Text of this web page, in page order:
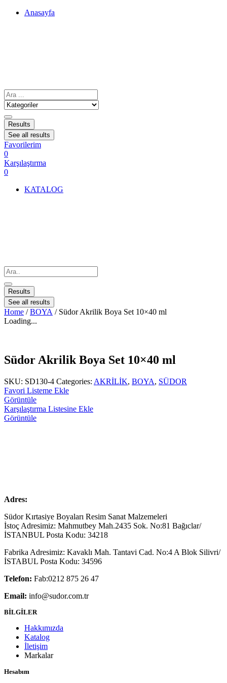
Anasayfa
Results
See all results
Favorilerim
0
Karşılaştırma
0
KATALOG
Results
See all results
Home /BOYA / Südor Akrilik Boya Set 10×40 ml
Loading...
Südor Akrilik Boya Set 10×40 ml
SKU: SD130-4 Categories: AKRİLİK, BOYA, SÜDOR
Favori Listeme Ekle
Görüntüle
Karşılaştırma Listesine Ekle
Görüntüle
Adres:
Südor Kırtasiye Boyaları Resim Sanat Malzemeleri
İstoç Adresimiz: Mahmutbey Mah.2435 Sok. No:81 Bağıclar/
İSTANBUL Posta Kodu: 34218
Fabrika Adresimiz: Kavaklı Mah. Tantavi Cad. No:4 A Blok Silivri/
İSTABUL Posta Kodu: 34596
Telefon: Fab:0212 875 26 47
Email: info@sudor.com.tr
BİLGİLER
Hakkımızda
Katalog
İletişim
Markalar
Hesabım